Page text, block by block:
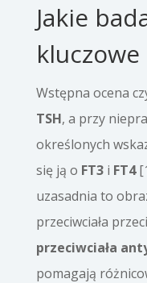
Jakie
Wstępna ocena
TSH, a przy
określonych
się ją o FT3i FT4
uzasadnia to
przeciwciała
przeciwciała
pomagają